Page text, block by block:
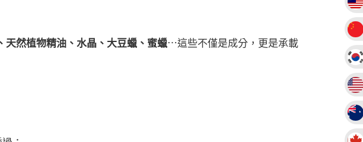
天然植物精油、水晶、大豆蠟、蜜蠟⋯這些不僅是成分，更是承載